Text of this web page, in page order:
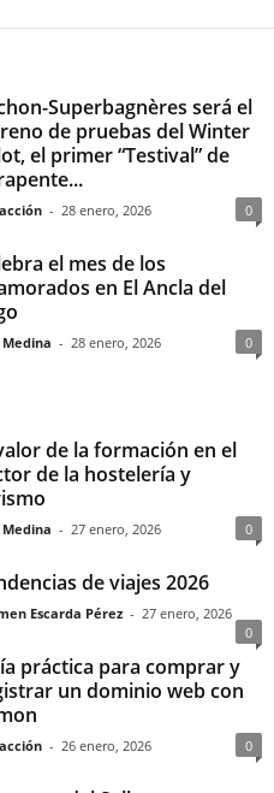
Superbagnères será el
de pruebas del Winter
el primer “Testival” de
- 28 enero, 2026 0
el mes de los
en El Ancla del
Medina - 28 enero, 2026 0
de la formación en el
de la hostelería y
Medina - 27 enero, 2026 0
de viajes 2026
Escarda Pérez - 27 enero, 2026
0
práctica para comprar y
un dominio web con
- 26 enero, 2026 0